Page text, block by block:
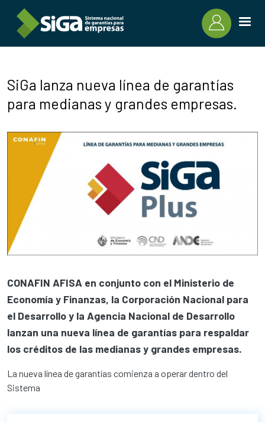
Pasar al contenido principal
SiGa lanza nueva línea de garantías
para medianas y grandes empresas.
CONAFIN AFISA en conjunto con el Ministerio de
Economía y Finanzas, la Corporación Nacional para
el Desarrollo y la Agencia Nacional de Desarrollo
lanzan una nueva línea de garantías para respaldar
los créditos de las medianas y grandes empresas.
La nueva línea de garantías comienza a operar dentro del
Sistema